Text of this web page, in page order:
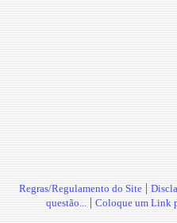
Regras/Regulamento do Site |
questão... | Coloque um Link